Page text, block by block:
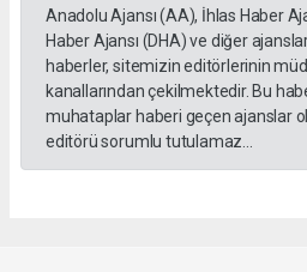
Anadolu Ajansı (AA), İhlas Haber
Haber Ajansı (DHA) ve diğer
haberler, sitemizin editörlerinin
kanallarından çekilmektedir. Bu
muhataplar haberi geçen ajanslar
editörü sorumlu tutulamaz...